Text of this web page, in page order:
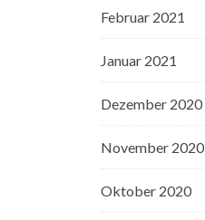
Februar 2021
Januar 2021
Dezember 2020
November 2020
Oktober 2020